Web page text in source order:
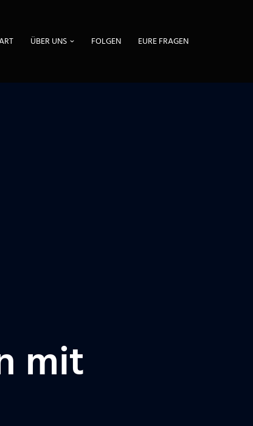
ÜBER UNS FOLGEN EURE FRAGEN
mit